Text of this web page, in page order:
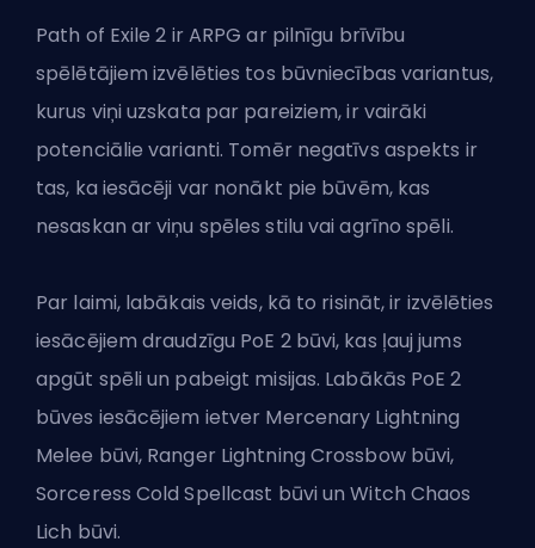
Path of Exile 2 ir ARPG ar pilnīgu brīvību
spēlētājiem izvēlēties tos būvniecības variantus,
kurus viņi uzskata par pareiziem, ir vairāki
potenciālie varianti. Tomēr negatīvs aspekts ir
tas, ka iesācēji var nonākt pie būvēm, kas
nesaskan ar viņu spēles stilu vai agrīno spēli.
Par laimi, labākais veids, kā to risināt, ir izvēlēties
iesācējiem draudzīgu PoE 2 būvi, kas ļauj jums
apgūt spēli un pabeigt misijas. Labākās PoE 2
būves iesācējiem ietver Mercenary Lightning
Melee būvi, Ranger Lightning Crossbow būvi,
Sorceress Cold Spellcast būvi un Witch Chaos
Lich būvi.